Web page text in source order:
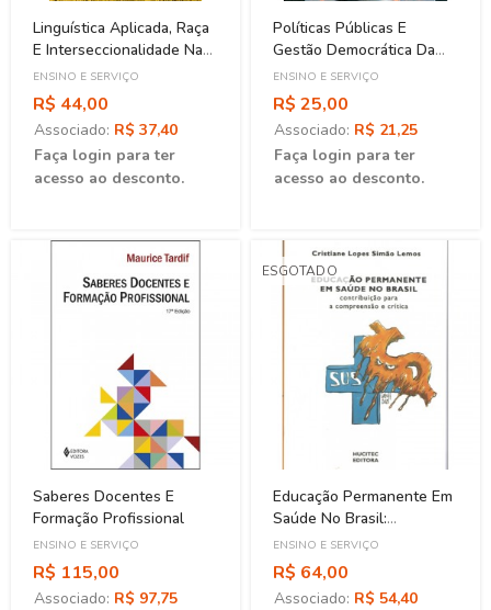
Linguística Aplicada, Raça
E Interseccionalidade Na
Contemporaneidade
(Volume 1)
ENSINO E SERVIÇO
R$ 44,00
Associado: R$ 37,40
Faça login para ter
acesso ao desconto.
Saberes Docentes E
Formação Profissional
ENSINO E SERVIÇO
R$ 115,00
Associado: R$ 97,75
Políticas Públicas E
Gestão Democrática Da
Educação
ENSINO E SERVIÇO
R$ 25,00
Associado: R$ 21,25
Faça login para ter
acesso ao desconto.
ESGOTADO
Educação Permanente Em
Saúde No Brasil:
Contribuição Para A
Compreensão E Crítica
ENSINO E SERVIÇO
R$ 64,00
Associado: R$ 54,40